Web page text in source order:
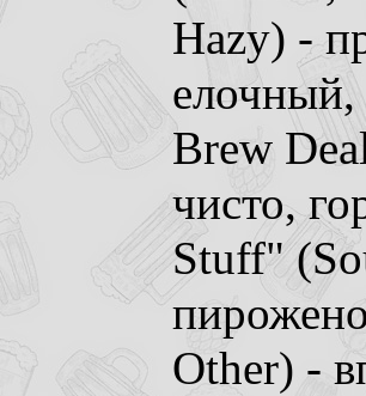
Hazy) -
елочный,
Brew
чисто,
Stuff"
Other) -